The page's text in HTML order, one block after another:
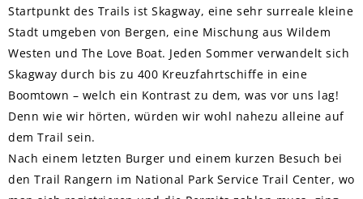
Startpunkt des Trails ist Skagway, eine sehr surreale kleine
Stadt umgeben von Bergen, eine Mischung aus Wildem
Westen und The Love Boat. Jeden Sommer verwandelt sich
Skagway durch bis zu 400 Kreuzfahrtschiffe in eine
Boomtown – welch ein Kontrast zu dem, was vor uns lag!
Denn wie wir hörten, würden wir wohl nahezu alleine auf
dem Trail sein.
Nach einem letzten Burger und einem kurzen Besuch bei
den Trail Rangern im National Park Service Trail Center, wo